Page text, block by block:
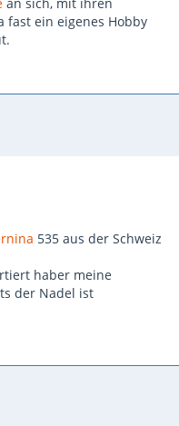
fast ein eigenes Hobby
535 aus der Schweiz
haber meine
der Nadel ist